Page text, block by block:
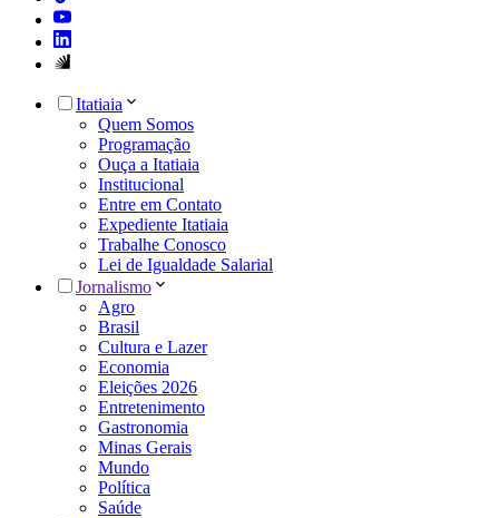
Itatiaia
Quem Somos
Programação
Ouça a Itatiaia
Institucional
Entre em Contato
Expediente Itatiaia
Trabalhe Conosco
Lei de Igualdade Salarial
Jornalismo
Agro
Brasil
Cultura e Lazer
Economia
Eleições 2026
Entretenimento
Gastronomia
Minas Gerais
Mundo
Política
Saúde